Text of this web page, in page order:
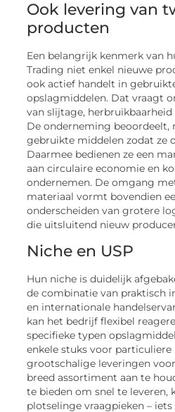
Ook levering van
producten
Een belangrijk kenmerk van
Trading niet enkel nieuwe
ook actief handelt in
opslagmiddelen. Dat vraagt
van slijtage,
De onderneming beoordeelt,
gebruikte middelen zodat ze
Daarmee bedienen ze een
aan circulaire economie en
ondernemen. De omgang
materiaal vormt bovendien
onderscheiden van grotere
die uitsluitend nieuw
Niche en USP
Hun niche is duidelijk
de combinatie van praktisch
en internationale
kan het bedrijf flexibel
specifieke typen
enkele stuks voor particuliere
grootschalige leveringen
breed assortiment aan te
te bieden om snel te leveren,
plotselinge vraagpieken –